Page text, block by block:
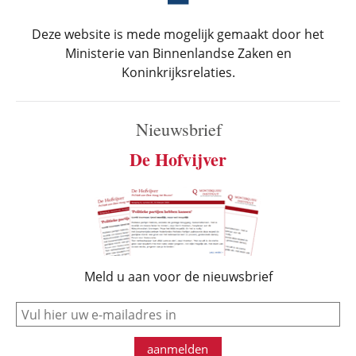
Deze website is mede mogelijk gemaakt door het
Ministerie van Binnenlandse Zaken en
Koninkrijksrelaties.
Nieuwsbrief
De Hofvijver
Meld u aan voor de nieuwsbrief
e-mail
aanmelden